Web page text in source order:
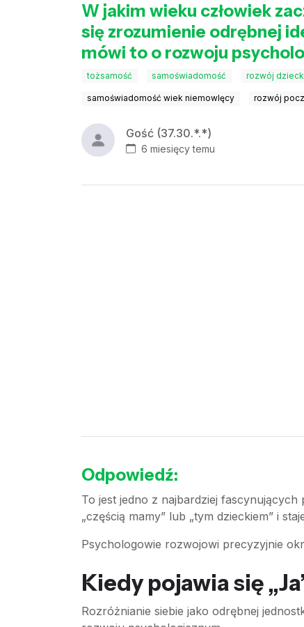
W jakim wieku człowiek
się zrozumienie odrębnej
mówi to o rozwoju
tożsamość samoświadomość rozwój
samoświadomość wiek niemowlęcy rozwój
Gość (37.30.*.*)
6 miesięcy temu
Odpowiedź:
To jest jedno z najbardziej
„częścią mamy” lub „tym dzieckiem” i
Psychologowie rozwojowi precyzyjnie
Kiedy pojawia się
Rozróżnianie siebie jako odrębnej